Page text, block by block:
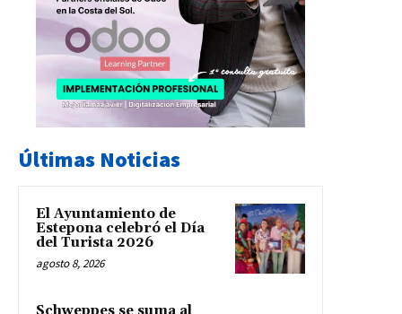
Últimas Noticias
El Ayuntamiento de
Estepona celebró el Día
del Turista 2026
agosto 8, 2026
Schweppes se suma al